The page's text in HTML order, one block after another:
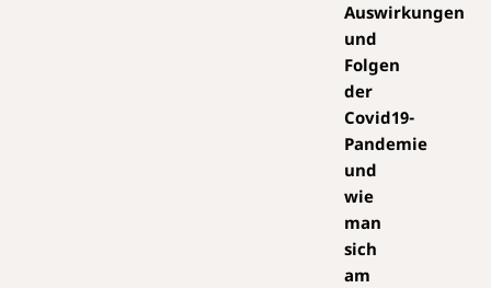
Auswirkungen
und
Folgen
der
Covid19-
Pandemie
und
wie
man
sich
am